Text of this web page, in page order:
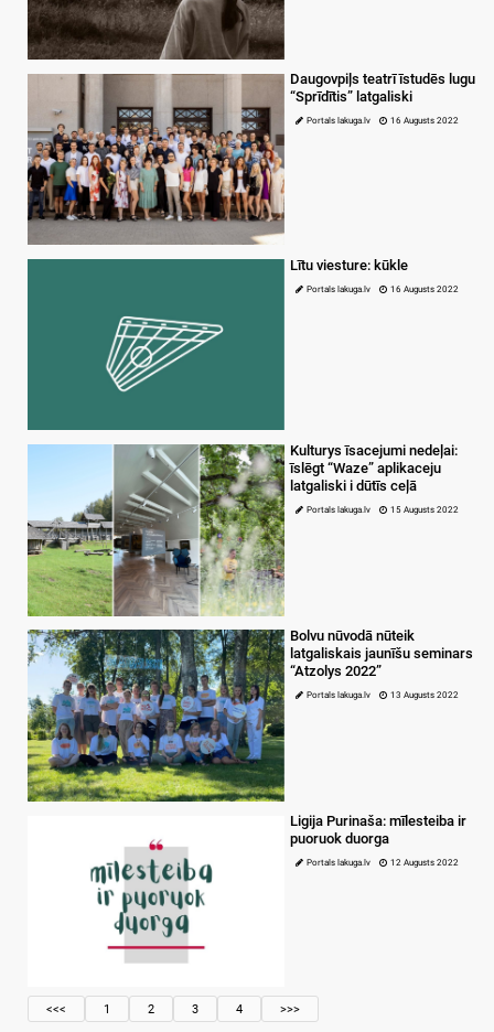
Daugovpiļs teatrī īstudēs lugu
“Sprīdītis” latgaliski
Portals lakuga.lv 16 Augusts 2022
Lītu viesture: kūkle
Portals lakuga.lv 16 Augusts 2022
Kulturys īsacejumi nedeļai:
īslēgt “Waze” aplikaceju
latgaliski i dūtīs ceļā
Portals lakuga.lv 15 Augusts 2022
Bolvu nūvodā nūteik
latgaliskais jaunīšu seminars
“Atzolys 2022”
Portals lakuga.lv 13 Augusts 2022
Ligija Purinaša: mīlesteiba ir
puoruok duorga
Portals lakuga.lv 12 Augusts 2022
<<< 1 2 3 4 >>>